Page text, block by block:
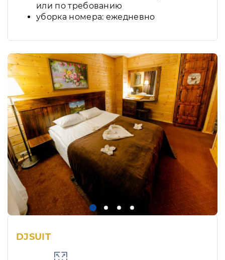
или по требованию
уборка номера: ежедневно
DJSUIT